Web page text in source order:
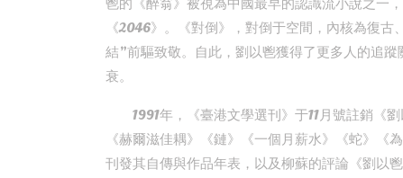
鬯的《醉翁》被視為中國最早的認識流小說之一
《2046》。《對倒》，對倒于空間，內核為復
結”前驅致敬。自此，劉以鬯獲得了更多人的追
衰。
1991年，《臺港文學選刊》于11月號註銷《
《赫爾滋佳耦》《鏈》《一個月薪水》《蛇》
刊發其自傳與作品年表，以及柳蘇的評論《劉以